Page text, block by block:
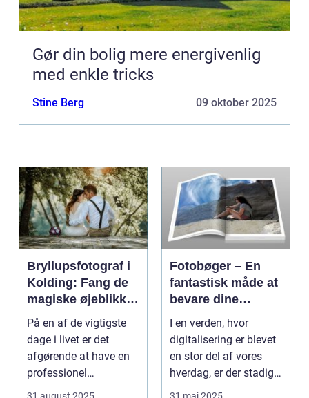
Gør din bolig mere energivenlig
med enkle tricks
Stine Berg 09 oktober 2025
Bryllupsfotograf i
Kolding: Fang de
magiske øjeblikke
på din store dag
På en af de vigtigste
dage i livet er det
afgørende at have en
professionel
bryllupsfot...
Fotobøger – En
fantastisk måde at
bevare dine
minder på
I en verden, hvor
digitalisering er blevet
en stor del af vores
hverdag, er der stadig
noget sæ...